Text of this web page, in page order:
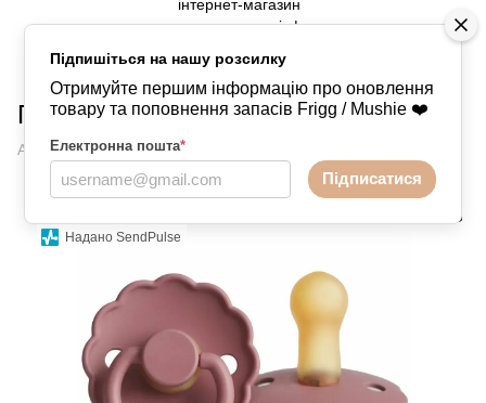
Підпишіться на нашу розсилку
Отримуйте першим інформацію про оновлення
товару та поповнення запасів Frigg / Mushie ❤️
Електронна пошта*
Підписатися
Надано SendPulse
Пустушки FRIGG FRIGG
Пустушка Frigg Daisy DustyRose
Артикул:400546294551